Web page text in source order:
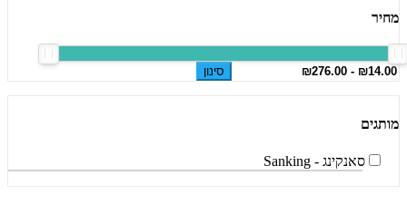
מחיר
סינון
מותגים
סאנקינג - Sanking